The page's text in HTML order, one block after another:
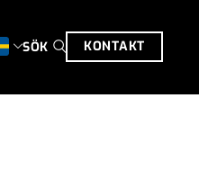
SÖK KONTAKT